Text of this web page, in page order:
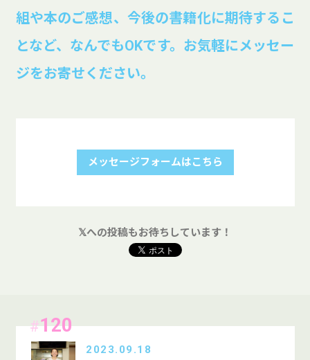
組や本のご感想、今後の書籍化に期待するこ
となど、なんでもOKです。お気軽にメッセー
ジをお寄せください。
メッセージフォームはこちら
𝕏への投稿もお待ちしています！
#120
2023.09.18